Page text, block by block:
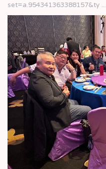
set=a.954341363388157&ty ...